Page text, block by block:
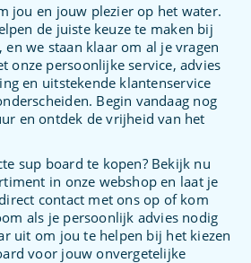
jou en jouw plezier op het water.
de juiste keuze te maken bij
we staan klaar om al je vragen
onze persoonlijke service, advies
en uitstekende klantenservice
Begin vandaag nog
en ontdek de vrijheid van het
sup board te kopen? Bekijk nu
in onze webshop en laat je
contact met ons op of kom
als je persoonlijk advies nodig
uit om jou te helpen bij het kiezen
voor jouw onvergetelijke